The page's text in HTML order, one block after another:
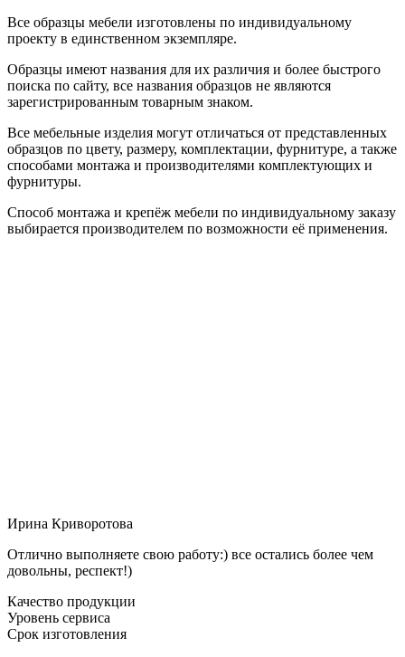
Все образцы мебели изготовлены по индивидуальному
проекту в единственном экземпляре.
Образцы имеют названия для их различия и более быстрого
поиска по сайту, все названия образцов не являются
зарегистрированным товарным знаком.
Все мебельные изделия могут отличаться от представленных
образцов по цвету, размеру, комплектации, фурнитуре, а также
способами монтажа и производителями комплектующих и
фурнитуры.
Способ монтажа и крепёж мебели по индивидуальному заказу
выбирается производителем по возможности её применения.
Ирина Криворотова
Отлично выполняете свою работу:) все остались более чем
довольны, респект!)
Качество продукции
Уровень сервиса
Срок изготовления